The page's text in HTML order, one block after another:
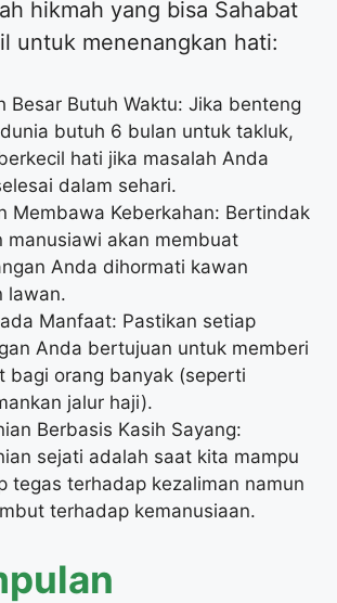
hikmah yang bisa Sahabat
untuk menenangkan hati:
Besar Butuh Waktu: Jika benteng
butuh 6 bulan untuk takluk,
hati jika masalah Anda
dalam sehari.
Membawa Keberkahan: Bertindak
manusiawi akan membuat
Anda dihormati kawan
lawan.
Manfaat: Pastikan setiap
Anda bertujuan untuk memberi
bagi orang banyak (seperti
jalur haji).
Berbasis Kasih Sayang:
sejati adalah saat kita mampu
tegas terhadap kezaliman namun
terhadap kemanusiaan.